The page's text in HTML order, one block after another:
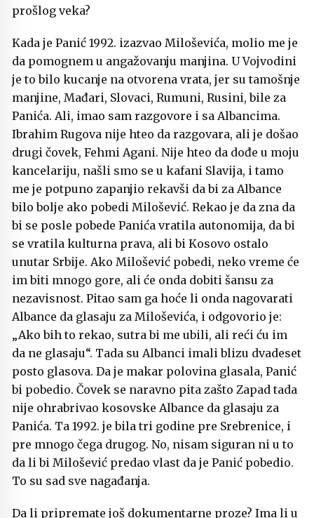
prošlog veka?
Kada je Panić 1992. izazvao Miloševića, molio me je
da pomognem u angažovanju manjina. U Vojvodini
je to bilo kucanje na otvorena vrata, jer su tamošnje
manjine, Mađari, Slovaci, Rumuni, Rusini, bile za
Panića. Ali, imao sam razgovore i sa Albancima.
Ibrahim Rugova nije hteo da razgovara, ali je došao
drugi čovek, Fehmi Agani. Nije hteo da dođe u moju
kancelariju, našli smo se u kafani Slavija, i tamo
me je potpuno zapanjio rekavši da bi za Albance
bilo bolje ako pobedi Milošević. Rekao je da zna da
bi se posle pobede Panića vratila autonomija, da bi
se vratila kulturna prava, ali bi Kosovo ostalo
unutar Srbije. Ako Milošević pobedi, neko vreme će
im biti mnogo gore, ali će onda dobiti šansu za
nezavisnost. Pitao sam ga hoće li onda nagovarati
Albance da glasaju za Miloševića, i odgovorio je:
„Ako bih to rekao, sutra bi me ubili, ali reći ću im
da ne glasaju“. Tada su Albanci imali blizu dvadeset
posto glasova. Da je makar polovina glasala, Panić
bi pobedio. Čovek se naravno pita zašto Zapad tada
nije ohrabrivao kosovske Albance da glasaju za
Panića. Ta 1992. je bila tri godine pre Srebrenice, i
pre mnogo čega drugog. No, nisam siguran ni u to
da li bi Milošević predao vlast da je Panić pobedio.
To su sad sve nagađanja.
Da li pripremate još dokumentarne proze? Ima li u